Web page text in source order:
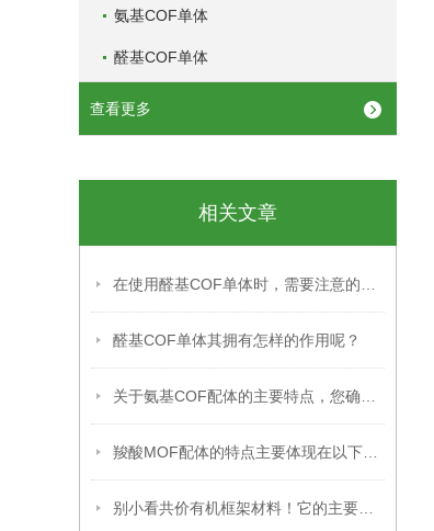
氨基COF单体
醛基COF单体
查看更多
相关文章
醛基COF单体其拥有怎样的作用呢？